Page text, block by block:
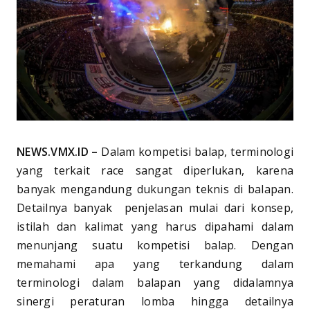
NEWS.VMX.ID – Dalam kompetisi balap, terminologi
yang terkait race sangat diperlukan, karena
banyak mengandung dukungan teknis di balapan.
Detailnya banyak penjelasan mulai dari konsep,
istilah dan kalimat yang harus dipahami dalam
menunjang suatu kompetisi balap. Dengan
memahami apa yang terkandung dalam
terminologi dalam balapan yang didalamnya
sinergi peraturan lomba hingga detailnya